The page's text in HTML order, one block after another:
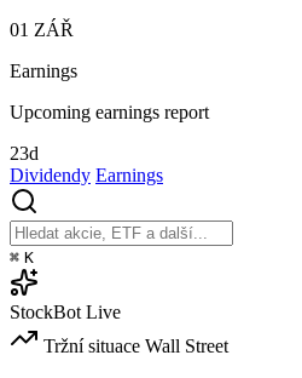
01 ZÁŘ
Earnings
Upcoming earnings report
23d
Dividendy Earnings
⌘ K
StockBot Live
Tržní situace Wall Street